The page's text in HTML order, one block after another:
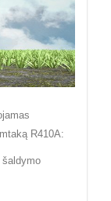
R410A:
šaldymo